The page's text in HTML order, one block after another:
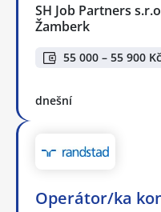
SH Job Partners
Žamberk
55 000 – 55 900 Kč
dnešní
Operátor/ka